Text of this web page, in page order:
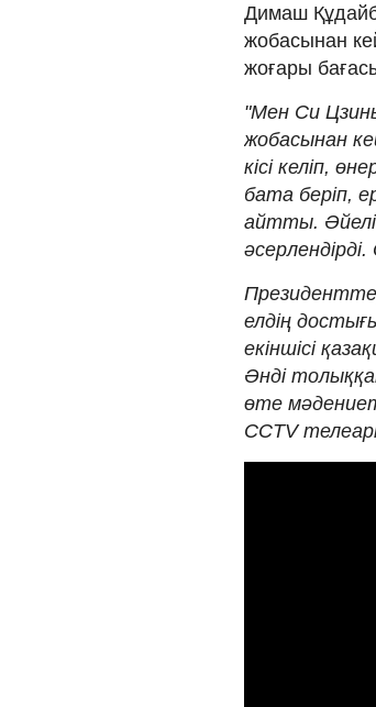
Димаш
жобасынан
жоғары
"Мен Си
жобасынан
кісі келіп,
бата беріп,
айтты.
елдің
екіншісі
Әнді
өте
CCTV